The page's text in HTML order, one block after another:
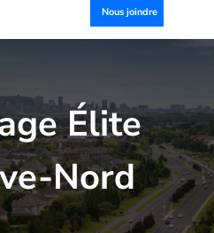
Nous joindre
Élite
Nord